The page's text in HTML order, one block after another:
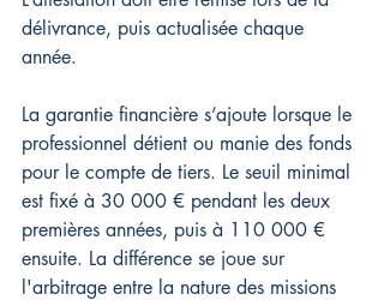
délivrance, puis actualisée chaque
année.
La garantie financière s’ajoute lorsque le
professionnel détient ou manie des fonds
pour le compte de tiers. Le seuil minimal
est fixé à 30 000 € pendant les deux
premières années, puis à 110 000 €
ensuite. La différence se joue sur
l'arbitrage entre la nature des missions